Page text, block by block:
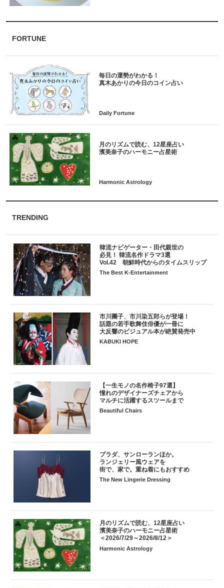
FORTUNE
毎日の運勢がわかる！
月のリズムで読む、12星座占い
TRENDING
韓流ナビゲーター・田代親世の
必見！ 韓流名作ドラマ3選
Vol.42 朝鮮時代からのタイムスリップ
The Best K-Entertainment
市川團子、市川染五郎らが登場！
話題の若手歌舞伎俳優が一冊に
大反響のビジュアル本が絶賛発売中
KABUKI HOPE
【一生モノの名作椅子97選】
憧れのデザイナーズチェアから
マルチに活躍するスツールまで
Beautiful Chairs
プラダ、サンローランほか。
ランジェリー風ウェアを
街で、家で。重ね着にもおすすめ
The New Lingerie Dressing
月のリズムで読む、12星座占い
濱美奈子のハーモニー占星術
＜2026/7/29～2026/8/12＞
Harmonic Astrology